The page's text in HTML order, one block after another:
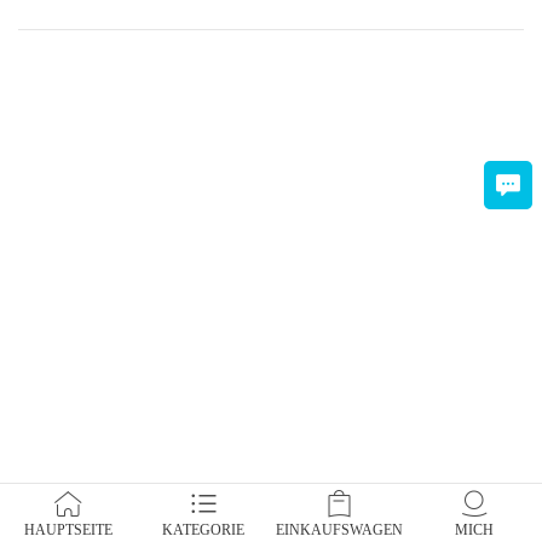
HAUPTSEITE KATEGORIE EINKAUFSWAGEN MICH